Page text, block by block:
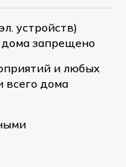
устройств)
запрещено
и любых
всего дома